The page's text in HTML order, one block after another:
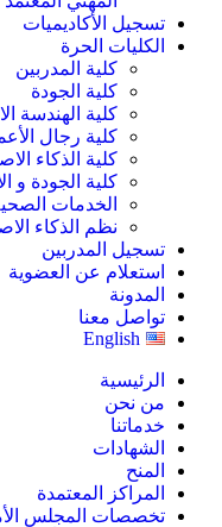
تسجيل الأكاديميات
الكليات الحرة
كلية المدربين
كلية الجودة
كلية الهندسة
كلية رجال
كلية الذكاء
كلية الجودة و
الخدمات
نظم الذكاء
تسجيل المدربين
استعلام عن العضوية
المدونة
تواصل معنا
English
الرئيسية
من نحن
خدماتنا
الشهادات
المنح
المراكز المعتمدة
تخصصات المجلس